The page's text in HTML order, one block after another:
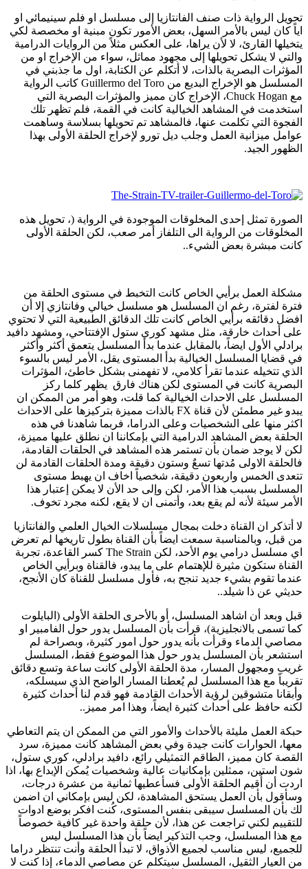
تحويل الرواية ذات صنف الفانتازيا إلى مسلسل او فلم سينيمائي او
اياً كان ليس بالأمر السهل، بعض الأمور تكون مبنية او مخصصة لكي
يتخيلها القارئ، لا لأن يراها، على العكس مثلاً من الروايات الدرامية
والتي لا يشكل تحويلها إلى مجهود مماثل، سواء من الإخراج او من
المؤثرات البصرية بالذات، لا أتكلم عن الكتابة، اول ما جذبني في
المسلسل هو الإخراج البديع من Guillermo del Toro كاتب الرواية
مع Chuck Hogan، الإخراج كان مميز والمؤثرات البصرية التي
استخدمت في المشاهد الخيالية كانت في القمة، فلم تظهر تلك
الفجوة التي تكلمت عنها، فالمشاهد تم تحويلها بسلاسة وساهمت
عوامل ميزانية العمل وجلب ديل تورو لإخراج الحلقة الأولى بهذا
الظهور الجيد.
الصورة تمثل إحدى المخلوقات الموجودة في الرواية (، تحويل هذه
المخلوقات من الرواية الى التلفاز أمر صعب، لكن الحلقة الأولى
كانت مبشرة بعض الشيء..
مشكلة العمل برأيي الخاص كانت التخبط في مستوى الحلقة من
فترة لفترة، رغم ان المسلسل هو مسلسل خيالي وفانتازي إلا أن
افضل دقائقه برأيي الخاص كانت تلك الدقائق الطبيعية التي لا تحتوي
على أحداث خارقة، مثل مشهد كوري ستول الإفتتاحي، ومشهد دافيد
برادلي الأول ايضاً، بالمقابل عندما بدأ المسلسل يتعمق أكثر وأكثر
في قضايا المسلسل الخيالية بدأ المستوى يقل، الأمر ليس بالسوء
الذي تتخيله عندما تقرأ كلامي، لا تفهمنى بشكل خاطئ، المؤثرات
البصرية كانت في المستوى لكن هناك فارق يظهر كلما ركز
المسلسل على الاحداث الخيالية كما قلت، وهو أمر من الممكن ان
يبدو غير مطمئن لأن قناة FX بالذات مميزة بتركيزها على الاحداث
اكثر منها على الشخصيات وعلى الدراما، فربما شاهدنا في هذه
الحلقة بعض المشاهد الدرامية التي بإمكاننا ان نطلق عليها مميزة،
لكن لا يوجد ضمان بأن تستمر هذه المشاهد في الحلقات القادمة،
فالحلقة الاولى مُدتها تسعٌ وستون دقيقة ومدة الحلقات القادمة لن
تتعدى الخمس واربعون دقيقة، شخصياً اخاف ان يهبط مستوى
المسلسل بسبب هذا الأمر، لكن وإلى حد الأن لا يمكن إعتبار هذا
الأمر سيئة لأنه لم يقع بعد، وأتمنى ان لا يقع، لكنه مجرد تخوف.
لا أتذكر ان القناة دخلت بمجال مسلسلات الخيال العلمي والفانتازيا
من قبل، وبالمناسبة سمعت ايضاً بأن القناة بطول تاريخها لم تعرض
اي مسلسل درامي يوم الأحد، لكن The Strain كسر القاعدة، تجربة
القناة ستكون مثيرة للإهتمام على ما يبدو، فالقناة وبرأيي الخاص
عندما تقوم بشيء جديد تنجح به، فأول مسلسل للقناة كان الأنجح،
حديثي عن ذا شيلد..
قبل وبعد أن اشاهد المسلسل، أو بالأحرى الحلقة الأولى (البايلوت
كما تسمى بالانجليزية)، قرأت بأن المسلسل يدور حول الفامبير او
مصاصي الدماء وقرأت بأنه يدور حول امور كثيرة، وبصراحة لم
استشعر بأن المسلسل يدور حول هذا الموضوع فقط، المسلسل
غريب ومجهول المسار، مدة الحلقة الأولى كانت ساعة وتسع دقائق
تقريباً مع هذا المسلسل لم يُعطنا المسار الواضح الذي سيسلكه،
وأبقانا متشوقين لرؤية الأحداث القادمة فهو قدم لنا أحداث كثيرة
لكنه حافظ على أحداث كثيرة ايضاً، وهذا امر مميز..
حبكة العمل مليئة بالأحداث والأمور التي من الممكن ان يتم التعاطي
معها، الحوارات كانت جيدة وفي بعض المشاهد كانت مميزة، سرد
القصة كان مميز، الطاقم التمثيلي رائع، دافيد برادلي، كوري ستول،
شون استين، ممثلين بإمكانيات عالية وشخصيات يُمكن الإبداع بها، اذا
اردت أن أُقيم الحلقة الأولى فسأعطيها ثمانية من عشرة درجات،
وسأقول بأن العمل يستحق المشاهدة، لكن ليس بإمكاني ان اضمن
لك بأن المسلسل سيبقى بنفس المستوى، كُنت افكر بوضع ادوات
للتقييم لكني تراجعت عن هذا، لأن حلقة واحدة غير كافية خصوصاً
مع هذا المسلسل، وجب التذكير ايضاً بأن هذا المسلسل ليس
للجميع، ليس مناسب لجميع الأذواق، لا تبدأ الحلقة وأنت تنتظر دراما
من العيار الثقيل، المسلسل سيتكلم عن مصاصي الدماء، إذا كنت لا